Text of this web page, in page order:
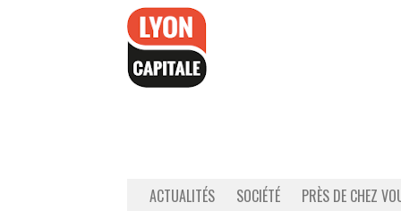
ACTUALITÉS SOCIÉTÉ PRÈS DE CHEZ